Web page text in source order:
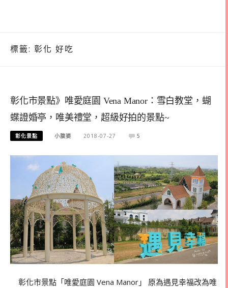
標籤: 彰化 好吃
彰化市景點》唯愛庭園 Vena Manor：雪白教堂，蝴
蝶證婚亭，唯美禮堂，超級好拍的景點~
彰化景點 小腹婆 2018-07-27 5
彰化市景點「唯愛庭園 Vena Manor」 原為遇見幸福改為唯